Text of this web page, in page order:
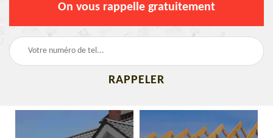
On vous rappelle gratuitement